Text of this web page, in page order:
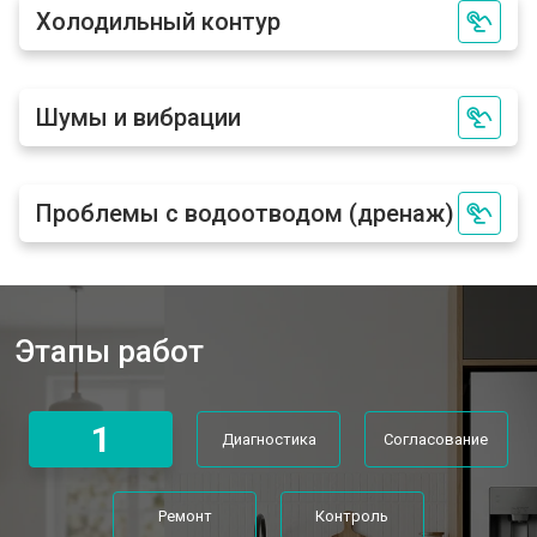
Холодильный контур
Шумы и вибрации
Проблемы с водоотводом (дренаж)
Этапы работ
1 Диагностика Согласование
Ремонт Контроль